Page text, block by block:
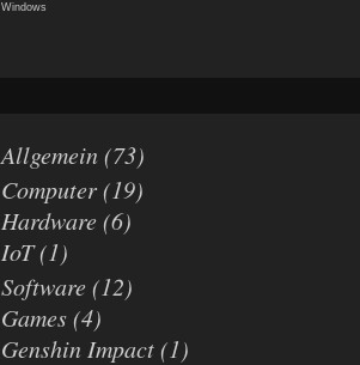
Windows
Allgemein(73)
Computer(19)
Hardware(6)
IoT(1)
Software(12)
Games(4)
Genshin Impact(1)